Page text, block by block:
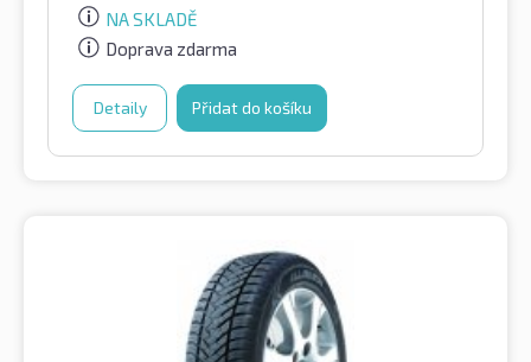
NA SKLADĚ
Doprava zdarma
Detaily Přidat do košíku